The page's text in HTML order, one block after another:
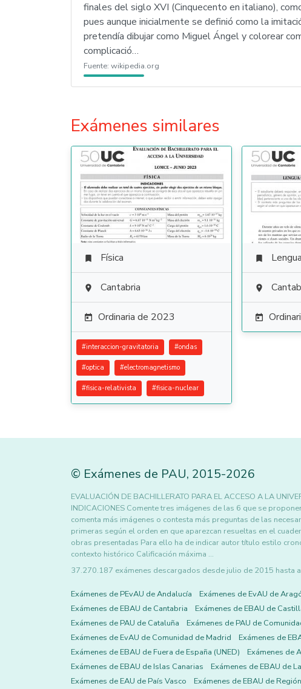
finales del siglo XVI (Cinquecento en italiano),
pues aunque inicialmente se definió como la
pretendía dibujar como Miguel Ángel y colorear
complicació…
Fuente: wikipedia.org
Exámenes similares
 Física
 Cantabria
 Ordinaria de 2023
#interaccion-gravitatoria #ondas
#optica #electromagnetismo
#fisica-relativista #fisica-nuclear



© Exámenes de PAU, 2015-2026
EVALUACIÓN DE BACHILLERATO PARA EL ACCESO A LA
INDICACIONES Comente tres imágenes de las 6 que se
comenta más imágenes o contesta más preguntas de las
primeras según el orden en que aparezcan resueltas en el
obras presentadas Para ello ha de indicar autor título estilo
contexto histórico Calificación máxima …
37.270.187 exámenes descargados desde julio de 2015 hasta
Exámenes de PEvAU de Andalucía Exámenes de EvAU de
Exámenes de EBAU de Cantabria
Exámenes de EBAU de
Exámenes de PAU de Cataluña
Exámenes de PAU de
Exámenes de EvAU de Comunidad de Madrid
Exámenes de
Exámenes de EBAU de Fuera de España (UNED)
Exámenes de
Exámenes de EBAU de Islas Canarias
Exámenes de EBAU de
Exámenes de EAU de País Vasco
Exámenes de EBAU de